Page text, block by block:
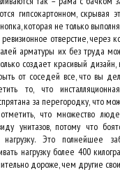
гипсокартонном, скрывая
которая не только
отверстие, через
арматуры их без труда
создает красивый
от соседей все, что вы
то, что
за перегородку, что
что множество
унитазов, потому что
Это полнейшее
нагрузку более 400
дороже, чем другие